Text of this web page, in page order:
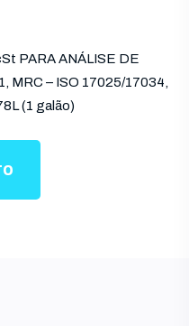
PARA ANÁLISE DE
MRC – ISO 17025/17034,
(1 galão)